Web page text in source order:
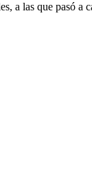
a las que pasó a